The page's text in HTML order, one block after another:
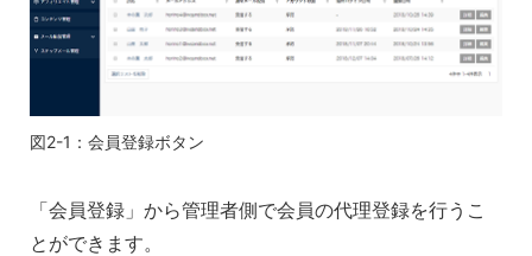
図2-1：会員登録ボタン
「会員登録」から管理者側で会員の代理登録を行うこ
とができます。